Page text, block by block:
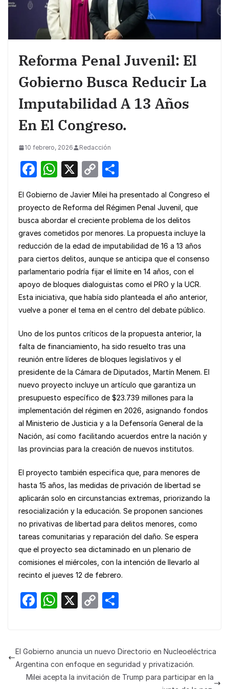
Reforma Penal Juvenil: El
Gobierno Busca Reducir La
Imputabilidad A 13 Años
En El Congreso.
10 febrero, 2026 Redacción
F
c
e
b
o
o
k
W
at
s
A
p
p
X
C
p
y
Li
n
k
ar
e
El Gobierno de Javier Milei ha presentado al Congreso el
proyecto de Reforma del Régimen Penal Juvenil, que
busca abordar el creciente problema de los delitos
graves cometidos por menores. La propuesta incluye la
reducción de la edad de imputabilidad de 16 a 13 años
para ciertos delitos, aunque se anticipa que el consenso
parlamentario podría fijar el límite en 14 años, con el
apoyo de bloques dialoguistas como el PRO y la UCR.
Esta iniciativa, que había sido planteada el año anterior,
vuelve a poner el tema en el centro del debate público.
Uno de los puntos críticos de la propuesta anterior, la
falta de financiamiento, ha sido resuelto tras una
reunión entre líderes de bloques legislativos y el
presidente de la Cámara de Diputados, Martín Menem. El
nuevo proyecto incluye un artículo que garantiza un
presupuesto específico de $23.739 millones para la
implementación del régimen en 2026, asignando fondos
al Ministerio de Justicia y a la Defensoría General de la
Nación, así como facilitando acuerdos entre la nación y
las provincias para la creación de nuevos institutos.
El proyecto también especifica que, para menores de
hasta 15 años, las medidas de privación de libertad se
aplicarán solo en circunstancias extremas, priorizando la
resocialización y la educación. Se proponen sanciones
no privativas de libertad para delitos menores, como
tareas comunitarias y reparación del daño. Se espera
que el proyecto sea dictaminado en un plenario de
comisiones el miércoles, con la intención de llevarlo al
recinto el jueves 12 de febrero.
F
e
b
o
W
s
A
p
X
C
y
Li
n
e
El Gobierno anuncia un nuevo Directorio en Nucleoeléctrica
Argentina con enfoque en seguridad y privatización.
Milei acepta la invitación de Trump para participar en la